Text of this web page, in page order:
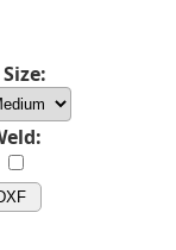
Size: